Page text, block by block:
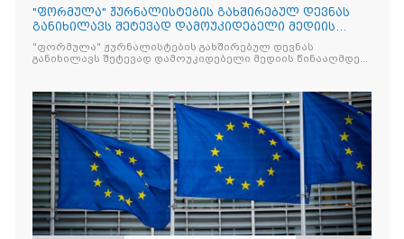
"ფორმულა" ჟურნალისტების გახშირებულ დევნას
განიხილავს შეტევად დამოუკიდებელი მედიის
წინააღმდ
"ფორმულა" ჟურნალისტების გახშირებულ დევნას
განიხილავს შეტევად დამოუკიდებელი მედიის წინააღმდეგ,